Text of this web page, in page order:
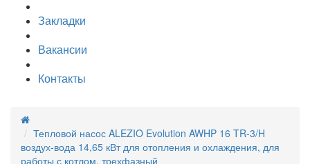
Закладки
Вакансии
Контакты
Тепловой насос ALEZIO Evolution AWHP 16 TR-3/H
воздух-вода 14,65 кВт для отопления и охлаждения, для
работы с котлом, трехфазный